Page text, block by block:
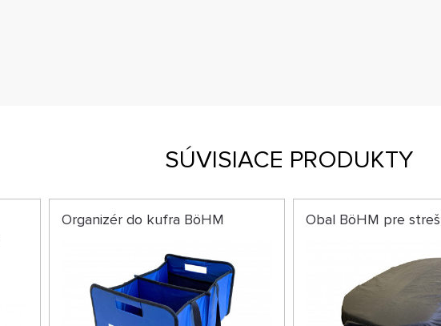
SÚVISIACE PRODUKTY
Organizér do kufra BöHM Obal BöHM pre